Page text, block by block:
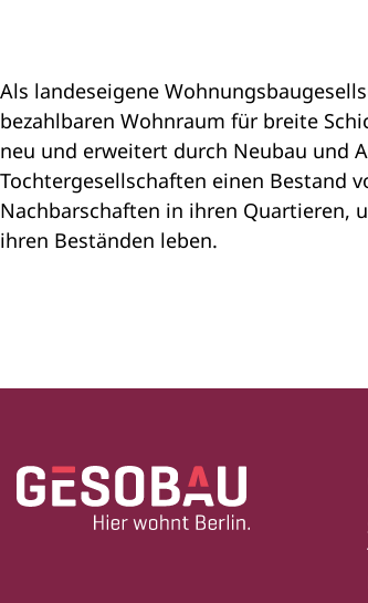
Als landeseigene
bezahlbaren Wohnraum für breite
neu und erweitert durch Neubau und
Tochtergesellschaften einen Bestand
Nachbarschaften in ihren Quartieren,
ihren Beständen leben.
Fußbereich
Zur Startseite